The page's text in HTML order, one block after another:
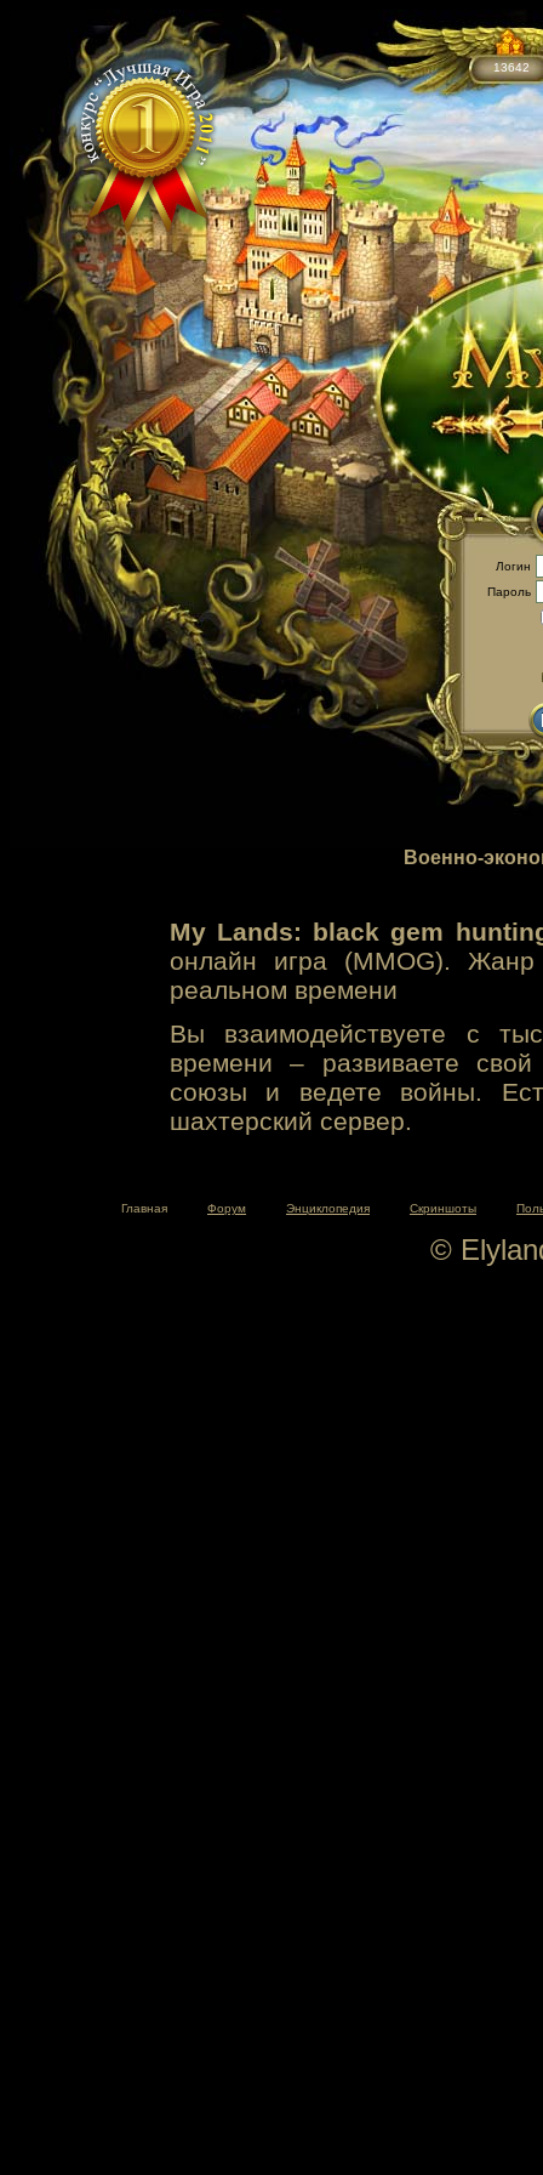
13642
Логин
Пароль
Военно-
My Lands: black gem
онлайн игра (MMOG). Жанр
реальном времени
Вы взаимодействуете с
времени – развиваете свой
союзы и ведете войны.
шахтерский сервер.
Главная Форум Энциклопедия Скриншоты
©